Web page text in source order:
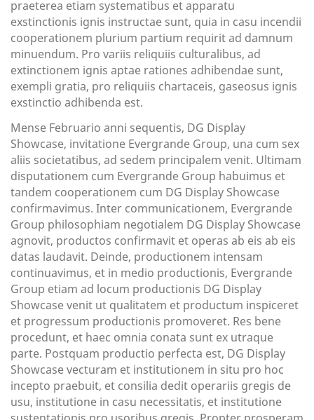
praeterea etiam systematibus et apparatu
exstinctionis ignis instructae sunt, quia in casu incendii
cooperationem plurium partium requirit ad damnum
minuendum. Pro variis reliquiis culturalibus, ad
extinctionem ignis aptae rationes adhibendae sunt,
exempli gratia, pro reliquiis chartaceis, gaseosus ignis
exstinctio adhibenda est.
Mense Februario anni sequentis, DG Display
Showcase, invitatione Evergrande Group, una cum sex
aliis societatibus, ad sedem principalem venit. Ultimam
disputationem cum Evergrande Group habuimus et
tandem cooperationem cum DG Display Showcase
confirmavimus. Inter communicationem, Evergrande
Group philosophiam negotialem DG Display Showcase
agnovit, productos confirmavit et operas ab eis ab eis
datas laudavit. Deinde, productionem intensam
continuavimus, et in medio productionis, Evergrande
Group etiam ad locum productionis DG Display
Showcase venit ut qualitatem et productum inspiceret
et progressum productionis promoveret. Res bene
procedunt, et haec omnia conata sunt ex utraque
parte. Postquam productio perfecta est, DG Display
Showcase vecturam et institutionem in situ pro hoc
incepto praebuit, et consilia dedit operariis gregis de
usu, institutione in casu necessitatis, et institutione